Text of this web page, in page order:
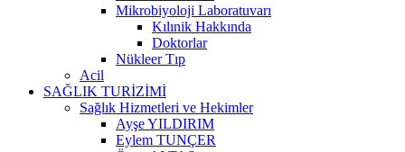
Mikrobiyoloji Laboratuvarı
Kılınik Hakkında
Doktorlar
Nükleer Tıp
Acil
SAĞLIK TURİZİMİ
Sağlık Hizmetleri ve Hekimler
Ayşe YILDIRIM
Eylem TUNÇER